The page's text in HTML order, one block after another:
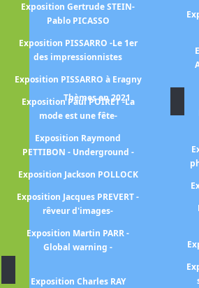
Exposition Gertrude STEIN-
Pablo PICASSO
Exposition PISSARRO -Le 1er
des impressionnistes
Exposition PISSARRO à Eragny
Exposition Paul POIRET -La
mode est une fête-
Exposition Raymond
PETTIBON - Underground -
Exposition Jackson POLLOCK
Exposition Jacques PREVERT -
rêveur d'images-
Exposition Martin PARR -
Global warning -
Exposition Charles RAY
Thèmes en 2021